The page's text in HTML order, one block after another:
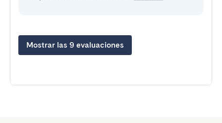
Mostrar las 9 evaluaciones